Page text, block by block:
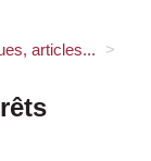
articles... >